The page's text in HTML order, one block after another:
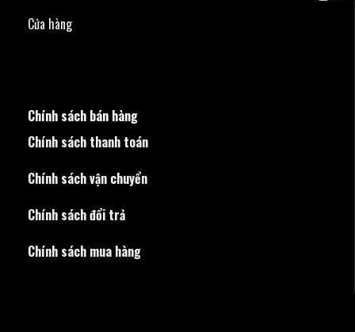
Cửa hàng
Chính sách bán hàng
Chính sách thanh toán
Chính sách vận chuyển
Chính sách đổi trả
Chính sách mua hàng